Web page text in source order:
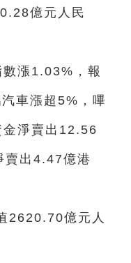
億元人民
漲1.03%，報
車漲超5%，嗶
金淨賣出12.56
賣出4.47億港
2620.70億元人